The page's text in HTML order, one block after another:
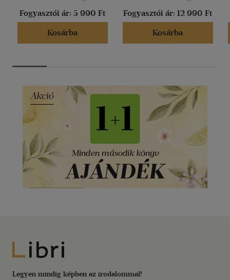
Fogyasztói ár: 5 990 Ft
Kosárba
Fogyasztói ár: 12 990 Ft
Kosárba
Libri
Legyen mindig képben az irodalommal!